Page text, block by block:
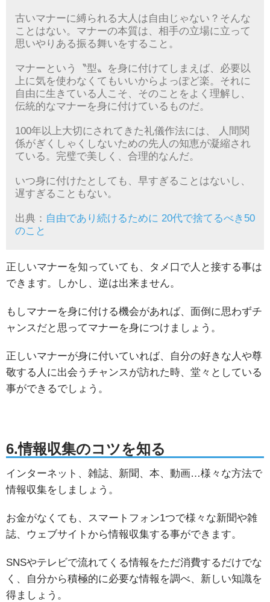
古いマナーに縛られる大人は自由じゃない？そんな
ことはない。マナーの本質は、相手の立場に立って
思いやりある振る舞いをすること。
マナーという〝型〟を身に付けてしまえば、必要以
上に気を使わなくてもいいからよっぽど楽。それに
自由に生きている人こそ、そのことをよく理解し、
伝統的なマナーを身に付けているものだ。
100年以上大切にされてきた礼儀作法には、 人間関
係がぎくしゃくしないための先人の知恵が凝縮され
ている。完璧で美しく、合理的なんだ。
いつ身に付けたとしても、早すぎることはないし、
遅すぎることもない。
出典： 自由であり続けるために 20代で捨てるべき50
のこと
正しいマナーを知っていても、タメ口で人と接する事は
できます。しかし、逆は出来ません。
もしマナーを身に付ける機会があれば、面倒に思わずチ
ャンスだと思ってマナーを身につけましょう。
正しいマナーが身に付いていれば、自分の好きな人や尊
敬する人に出会うチャンスが訪れた時、堂々としている
事ができるでしょう。
6.情報収集のコツを知る
インターネット、雑誌、新聞、本、動画…様々な方法で
情報収集をしましょう。
お金がなくても、スマートフォン1つで様々な新聞や雑
誌、ウェブサイトから情報収集する事ができます。
SNSやテレビで流れてくる情報をただ消費するだけでな
く、自分から積極的に必要な情報を調べ、新しい知識を
得ましょう。